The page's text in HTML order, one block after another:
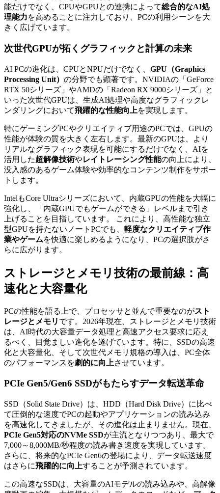
能だけでなく、CPUやGPUとの連携によって総合的なAI処
理能力を高めることに注力しており、PCの利用シーンを大
きく広げています。
次世代GPUが拓くグラフィックと計算の未来
AI PCの進化は、CPUとNPUだけでなく、 GPU（Graphics
Processing Unit） の分野でも顕著です。NVIDIAの「GeForce
RTX 50シリーズ」やAMDの「Radeon RX 9000シリーズ」と
いった次世代GPUは、生成AI処理や高度なグラフィックレ
ンダリングにおいて飛躍的な性能向上を実現します。
特にゲーミングPCやクリエイティブ用途のPCでは、GPUの
性能が体験の質を大きく左右します。最新のGPUは、より
リアルなグラフィック表現を可能にするだけでなく、AIを
活用した超解像技術やレイトレーシング性能の向上により、
没入感のあるゲーム体験や効率的なコンテンツ制作をサポー
トします。
IntelもCore Ultraシリーズにおいて、内蔵GPUの性能を大幅に
強化し、「内蔵GPUでもゲームができる」レベルまで引き
上げることを目指しています。 これにより、高性能な独立
型GPUを持たないノートPCでも、 軽度なクリエイティブ作
業やゲームを快適に楽しめるようになり、PCの選択肢がさ
らに広がります。
ストレージとメモリ技術の最前線：高
速化と大容量化
PCの性能を語る上で、プロセッサと並んで重要なのがスト
レージとメモリ です。2026年現在、ストレージとメモリ技術
は、AI時代の大容量データ処理と高速アクセス要求に応え
るべく、目覚ましい進化を遂げています。特に、SSDの高速
化と大容量化、そして次世代メモリ規格の導入は、PC全体
のパフォーマンスを劇的に向上させています。
PCIe Gen5/Gen6 SSDがもたらすデータ転送革命
SSD（Solid State Drive）は、HDD（Hard Disk Drive）に比べ
て圧倒的な速度でPCの起動やアプリケーションの読み込み
を高速化してきましたが、その進化は止まりません。現在、
PCIe Gen5対応のNVMe SSDが主流となりつつあり、最大で
7,000～8,000MB/秒程度の読み書き速度を実現しています。
さらに、将来的なPCIe Gen6の登場により、データ転送速度
はさらに飛躍的に向上することが予測されています。
この高速なSSDは、大容量のAIモデルの読み込みや、高解像